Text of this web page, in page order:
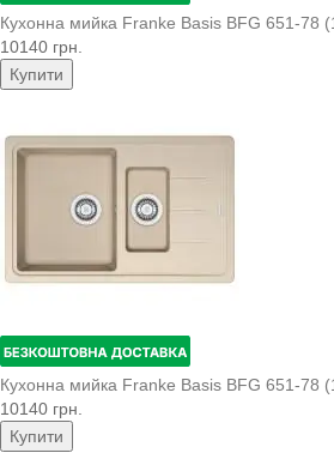
Кухонна мийка Franke Basis BFG 651-78
10140 грн.
Купити
Кухонна мийка Franke Basis BFG 651-78
10140 грн.
Купити